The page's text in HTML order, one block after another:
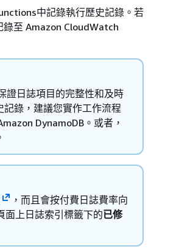
中記錄執行歷史記錄。若
至 Amazon CloudWatch
證日誌項目的完整性和及時
錄，建議您實作工作流程
DynamoDB。或者，
，而且會按付費日誌費率向
面上日誌索引標籤下的已修